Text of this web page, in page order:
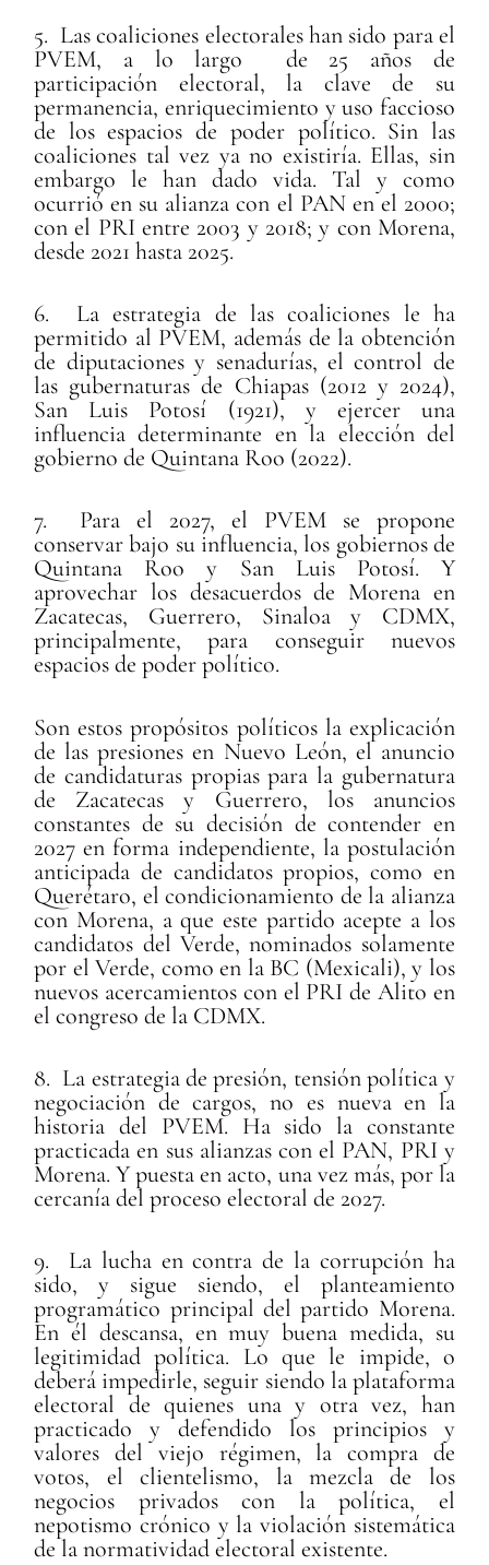
5. Las coaliciones electorales han sido para el
PVEM, a lo largo de 25 años de
participación electoral, la clave de su
permanencia, enriquecimiento y uso faccioso
de los espacios de poder político. Sin las
coaliciones tal vez ya no existiría. Ellas, sin
embargo le han dado vida. Tal y como
ocurrió en su alianza con el PAN en el 2000;
con el PRI entre 2003 y 2018; y con Morena,
desde 2021 hasta 2025.
6. La estrategia de las coaliciones le ha
permitido al PVEM, además de la obtención
de diputaciones y senadurías, el control de
las gubernaturas de Chiapas (2012 y 2024),
San Luis Potosí (1921), y ejercer una
influencia determinante en la elección del
gobierno de Quintana Roo (2022).
7. Para el 2027, el PVEM se propone
conservar bajo su influencia, los gobiernos de
Quintana Roo y San Luis Potosí. Y
aprovechar los desacuerdos de Morena en
Zacatecas, Guerrero, Sinaloa y CDMX,
principalmente, para conseguir nuevos
espacios de poder político.
Son estos propósitos políticos la explicación
de las presiones en Nuevo León, el anuncio
de candidaturas propias para la gubernatura
de Zacatecas y Guerrero, los anuncios
constantes de su decisión de contender en
2027 en forma independiente, la postulación
anticipada de candidatos propios, como en
Querétaro, el condicionamiento de la alianza
con Morena, a que este partido acepte a los
candidatos del Verde, nominados solamente
por el Verde, como en la BC (Mexicali), y los
nuevos acercamientos con el PRI de Alito en
el congreso de la CDMX.
8. La estrategia de presión, tensión política y
negociación de cargos, no es nueva en la
historia del PVEM. Ha sido la constante
practicada en sus alianzas con el PAN, PRI y
Morena. Y puesta en acto, una vez más, por la
cercanía del proceso electoral de 2027.
9. La lucha en contra de la corrupción ha
sido, y sigue siendo, el planteamiento
programático principal del partido Morena.
En él descansa, en muy buena medida, su
legitimidad política. Lo que le impide, o
deberá impedirle, seguir siendo la plataforma
electoral de quienes una y otra vez, han
practicado y defendido los principios y
valores del viejo régimen, la compra de
votos, el clientelismo, la mezcla de los
negocios privados con la política, el
nepotismo crónico y la violación sistemática
de la normatividad electoral existente.